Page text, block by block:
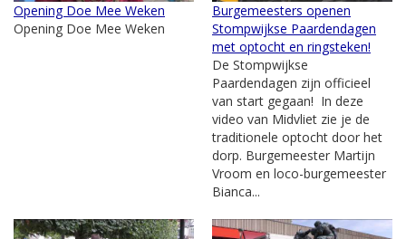
Opening Doe Mee Weken
Opening Doe Mee Weken
Burgemeesters openen
Stompwijkse Paardendagen
met optocht en ringsteken!
De Stompwijkse
Paardendagen zijn officieel
van start gegaan! In deze
video van Midvliet zie je de
traditionele optocht door het
dorp. Burgemeester Martijn
Vroom en loco-burgemeester
Bianca...